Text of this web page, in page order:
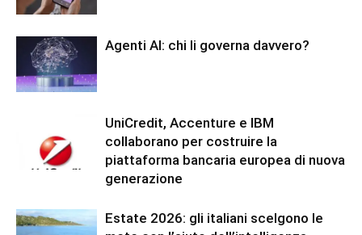
Agenti AI: chi li governa davvero?
UniCredit, Accenture e IBM
collaborano per costruire la
piattaforma bancaria europea di nuova
generazione
Estate 2026: gli italiani scelgono le